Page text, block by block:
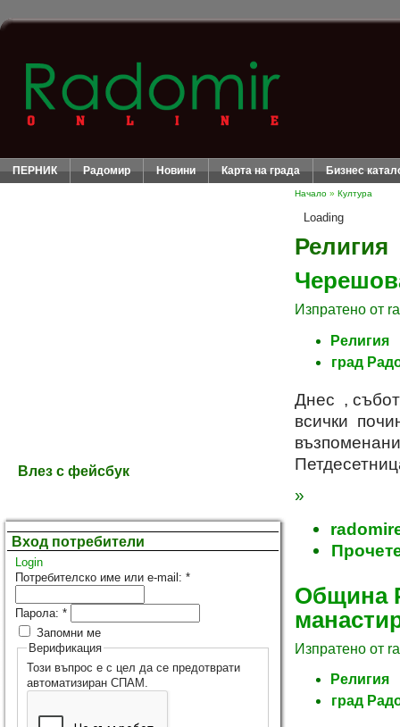
ПЕРНИК Радомир Новини Карта на града Бизнес
Влез с фейсбук
Вход потребители
Login
Потребителско име или e-mail: *
Парола: *
Запомни ме
Верификация
Този въпрос е с цел да се предотврати
автоматизиран СПАМ.
Начало » Култура
Loading
Религия
Изпратено от
Религия
град
Днес ,
всички
»
Община
Изпратено от
Религия
град